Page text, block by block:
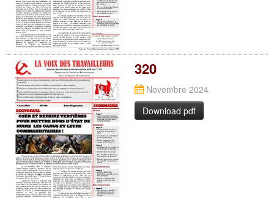
320
Novembre 2024
Download pdf